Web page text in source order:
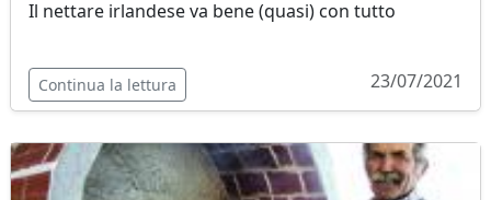
Il nettare irlandese va bene (quasi) con tutto
Continua la lettura 23/07/2021